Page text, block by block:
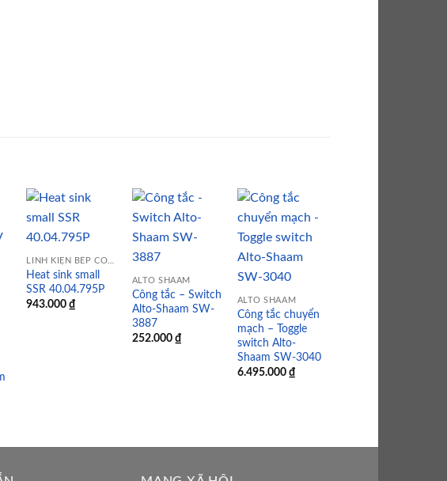
Add to
wishlist
Heat sink small
SSR 40.04.795P
943.000₫
ALTO SHAAM
Công tắc – Switch
Alto-Shaam SW-
3887
252.000 ₫
Add to
ALTO SHAAM
Công tắc chuyển
mạch – Toggle
switch Alto-
Shaam SW-3040
6.495.000 ₫